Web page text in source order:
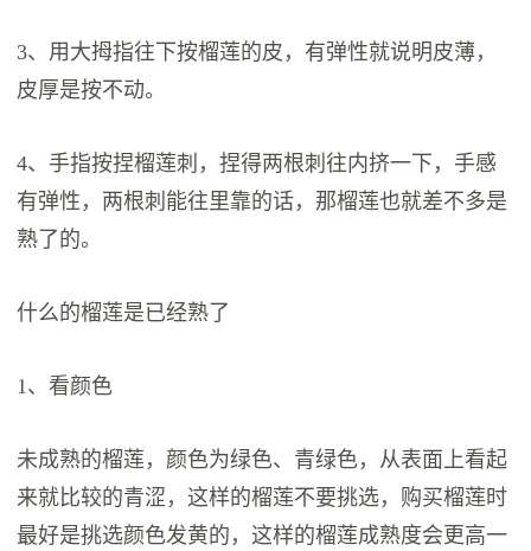
3、用大拇指往下按榴莲的皮，有弹性就说明皮薄，
皮厚是按不动。
4、手指按捏榴莲刺，捏得两根刺往内挤一下，手感
有弹性，两根刺能往里靠的话，那榴莲也就差不多是
熟了的。
什么的榴莲是已经熟了
1、看颜色
未成熟的榴莲，颜色为绿色、青绿色，从表面上看起
来就比较的青涩，这样的榴莲不要挑选，购买榴莲时
最好是挑选颜色发黄的，这样的榴莲成熟度会更高一